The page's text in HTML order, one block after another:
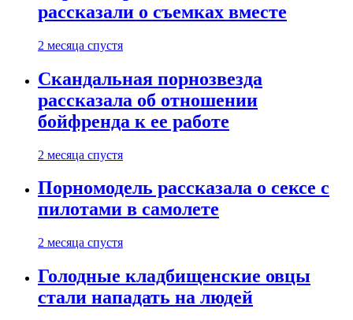
рассказали о съемках вместе
2 месяца спустя
Скандальная порнозвезда
рассказала об отношении
бойфренда к ее работе
2 месяца спустя
Порномодель рассказала о сексе с
пилотами в самолете
2 месяца спустя
Голодные кладбищенские овцы
стали нападать на людей